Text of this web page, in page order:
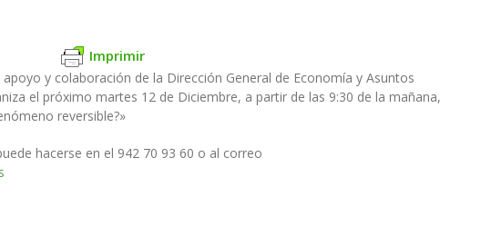
Imprimir
y colaboración de la Dirección General de Economía y Asuntos
el próximo martes 12 de Diciembre, a partir de las 9:30 de la mañana,
reversible?»
hacerse en el 942 70 93 60 o al correo